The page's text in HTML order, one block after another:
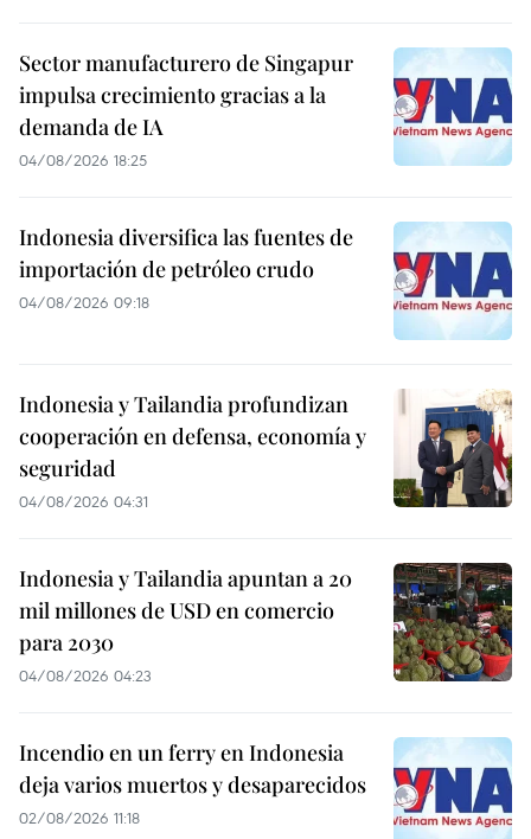
Sector manufacturero de Singapur
impulsa crecimiento gracias a la
demanda de IA
04/08/2026 18:25
Indonesia diversifica las fuentes de
importación de petróleo crudo
04/08/2026 09:18
Indonesia y Tailandia profundizan
cooperación en defensa, economía y
seguridad
04/08/2026 04:31
Indonesia y Tailandia apuntan a 20
mil millones de USD en comercio
para 2030
04/08/2026 04:23
Incendio en un ferry en Indonesia
deja varios muertos y desaparecidos
02/08/2026 11:18